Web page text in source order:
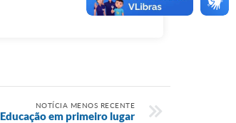
NOTÍCIA MENOS RECENTE
Educação em primeiro lugar